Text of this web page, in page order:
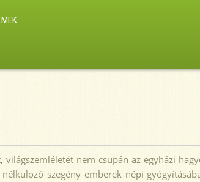
nem csupán az egyházi
szegény emberek népi